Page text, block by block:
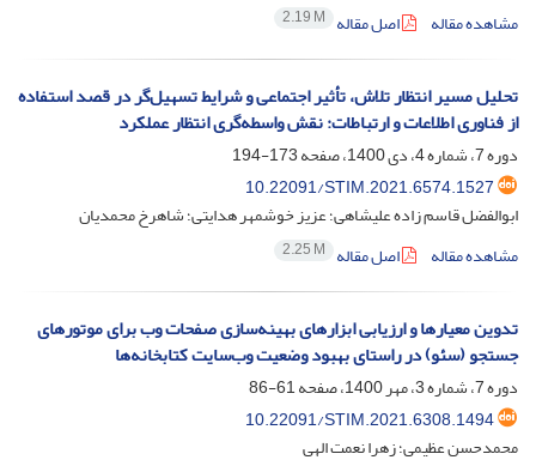
مشاهده مقاله
اصل مقاله 2.19 M
تحلیل مسیر انتظار تلاش، تأثیر اجتماعی و شرایط تسهیل‌‌گر در قصد استفاده
از فناوری اطلاعات و ارتباطات: نقش واسطه‌گری انتظار عملکرد
دوره 7، شماره 4، دی 1400، صفحه
173-194
10.22091/STIM.2021.6574.1527
ابوالفضل قاسم زاده علیشاهی؛ عزیز خوشمهر هدایتی؛ شاهرخ محمدیان
مشاهده مقاله
اصل مقاله 2.25 M
تدوین معیارها و ارزیابی ابزارهای بهینه‌سازی صفحات وب برای موتورهای
جستجو (سئو) در راستای بهبود وضعیت وب‌سایت کتابخانه‌ها
دوره 7، شماره 3، مهر 1400، صفحه
61-86
10.22091/STIM.2021.6308.1494
محمدحسن عظیمی؛ زهرا نعمت الهی